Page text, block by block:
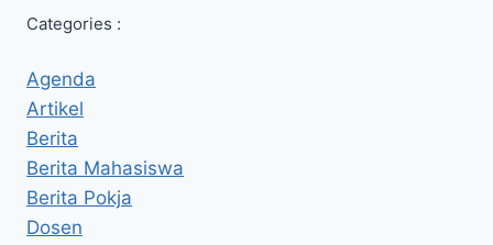
Categories :
Agenda
Artikel
Berita
Berita Mahasiswa
Berita Pokja
Dosen